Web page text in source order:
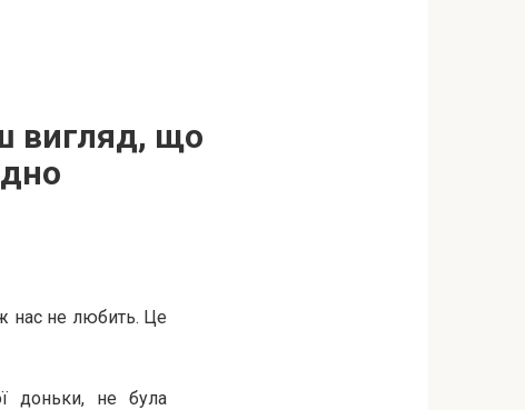
вигляд, що
нас не любить. Це
доньки, не була